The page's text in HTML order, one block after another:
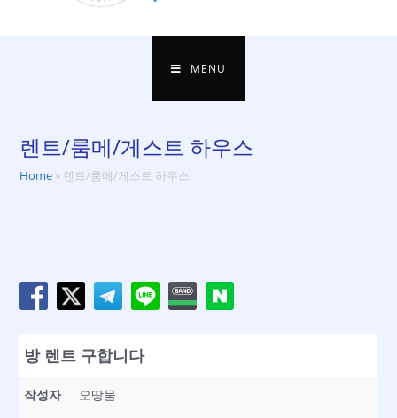
MENU
렌트/룸메/게스트 하우스
Home » 렌트/룸메/게스트 하우스